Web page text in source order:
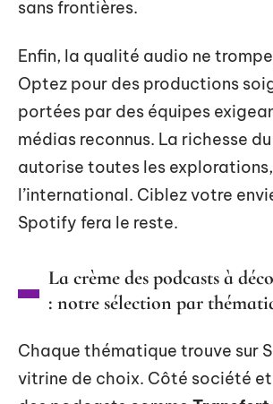
sans frontières.
Enfin, la qualité audio ne
Optez pour des productions
portées par des équipes
médias reconnus. La richesse
autorise toutes les
l’international. Ciblez votre
Spotify fera le reste.
La crème des podcasts à
: notre sélection par
Chaque thématique trouve sur
vitrine de choix. Côté société